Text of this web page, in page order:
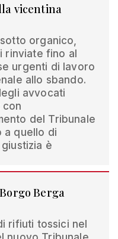
vicentina
organico,
rinviate fino al
urgenti di lavoro
allo sbando.
avvocati
con
del Tribunale
a quello di
è
Berga
rifiuti tossici nel